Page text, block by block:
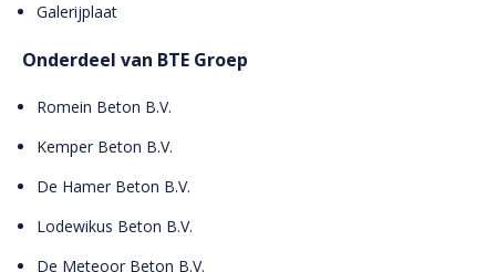
Galerijplaat
Onderdeel van BTE Groep
Romein Beton B.V.
Kemper Beton B.V.
De Hamer Beton B.V.
Lodewikus Beton B.V.
De Meteoor Beton B.V.